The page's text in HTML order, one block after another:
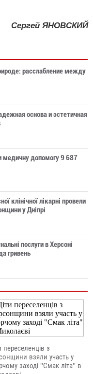
Сергей ЯНОВСКИЙ
расслабление между
основа и эстетичная
медичну допомогу 9 687
клінічної лікарні провели
у Дніпрі
послуги в Херсоні
гривень
переселенців з
взяли участь у
заході "Смак літа" в